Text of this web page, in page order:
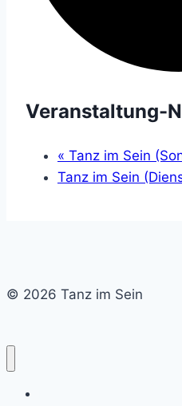
Veranstaltung-
« Tanz im Sein
Tanz im Sein
© 2026 Tanz im Sein